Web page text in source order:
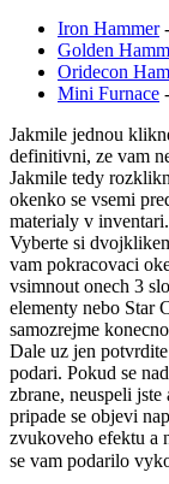
Iron Hammer-
Golden
Oridecon
Mini Furnace
Jakmile jednou
definitivni, ze vam
Jakmile tedy
okenko se vsemi
materialy v inventari.
Vyberte si
vam pokracovaci
vsimnout onech 3
elementy nebo Star
samozrejme
Dale uz jen
podari. Pokud se
zbrane, neuspeli
pripade se objevi
zvukoveho efektu a
se vam podarilo